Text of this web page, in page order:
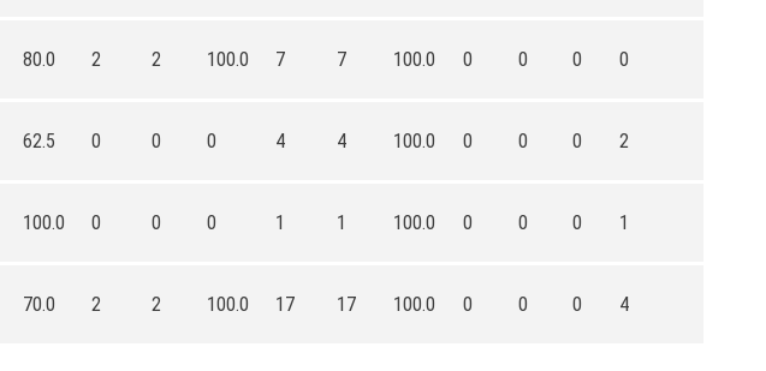
80.0 2 2 100.0 7 7 100.0 0 0 0 0
62.5 0 0 0 4 4 100.0 0 0 0 2
100.0 0 0 0 1 1 100.0 0 0 0 1
70.0 2 2 100.0 17 17 100.0 0 0 0 4